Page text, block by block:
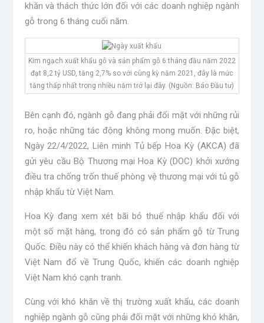
khăn và thách thức lớn đối với các doanh nghiệp ngành
gỗ trong 6 tháng cuối năm.
Kim ngạch xuất khẩu gỗ và sản phẩm gỗ 6 tháng đầu năm 2022
đạt 8,2 tỷ USD, tăng 2,7% so với cùng kỳ năm 2021, đây là mức
tăng thấp nhất trong nhiều năm trở lại đây. (Nguồn: Báo Đầu tư)
Bên cạnh đó, ngành gỗ đang phải đối mặt với những rủi
ro, hoặc những tác động không mong muốn. Đặc biệt,
Ngày 22/4/2022, Liên minh Tủ bếp Hoa Kỳ (AKCA) đã
gửi yêu cầu Bộ Thương mại Hoa Kỳ (DOC) khởi xướng
điều tra chống trốn thuế phòng vệ thương mại với tủ gỗ
nhập khẩu từ Việt Nam.
Hoa Kỳ đang xem xét bãi bỏ thuế nhập khẩu đối với
một số mặt hàng, trong đó có sản phẩm gỗ từ Trung
Quốc. Điều này có thể khiến khách hàng và đơn hàng từ
Việt Nam đổ về Trung Quốc, khiến các doanh nghiệp
Việt Nam khó cạnh tranh.
Cùng với khó khăn về thị trường xuất khẩu, các doanh
nghiệp ngành gỗ cũng phải đối mặt với những khó khăn,